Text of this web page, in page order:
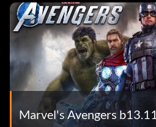
Marvel's Avengers